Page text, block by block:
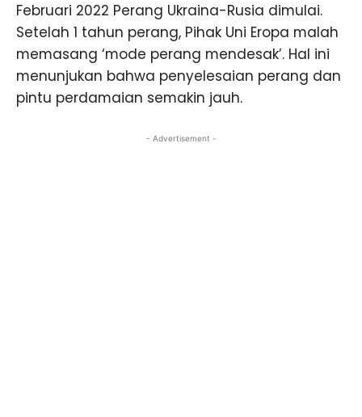
Februari 2022 Perang Ukraina-Rusia dimulai.
Setelah 1 tahun perang, Pihak Uni Eropa malah
memasang ‘mode perang mendesak’. Hal ini
menunjukan bahwa penyelesaian perang dan
pintu perdamaian semakin jauh.
- Advertisement -